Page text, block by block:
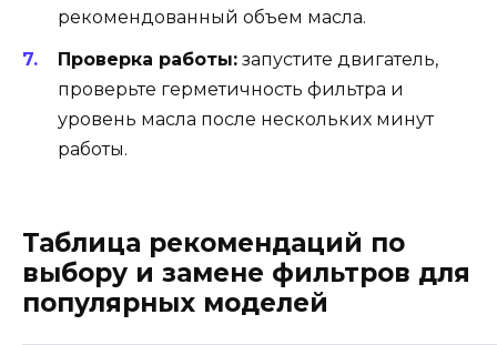
рекомендованный объем масла.
Проверка работы: запустите двигатель,
проверьте герметичность фильтра и
уровень масла после нескольких минут
работы.
Таблица рекомендаций по
выбору и замене фильтров для
популярных моделей